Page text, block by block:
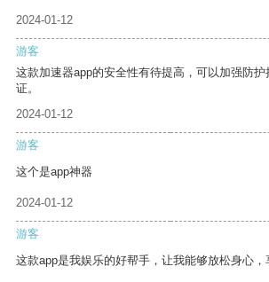
2024-01-12
游客
这款加速器app的安全性有待提高，可以加强防
证。
2024-01-12
游客
这个是app神器
2024-01-12
游客
这款app是我娱乐的好帮手，让我能够放松身心，